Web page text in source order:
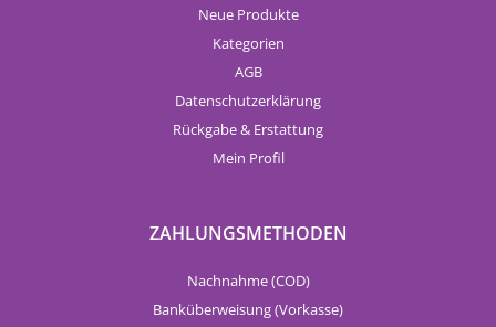
Neue Produkte
Kategorien
AGB
Datenschutzerklärung
Rückgabe & Erstattung
Mein Profil
ZAHLUNGSMETHODEN
Nachnahme (COD)
Banküberweisung (Vorkasse)